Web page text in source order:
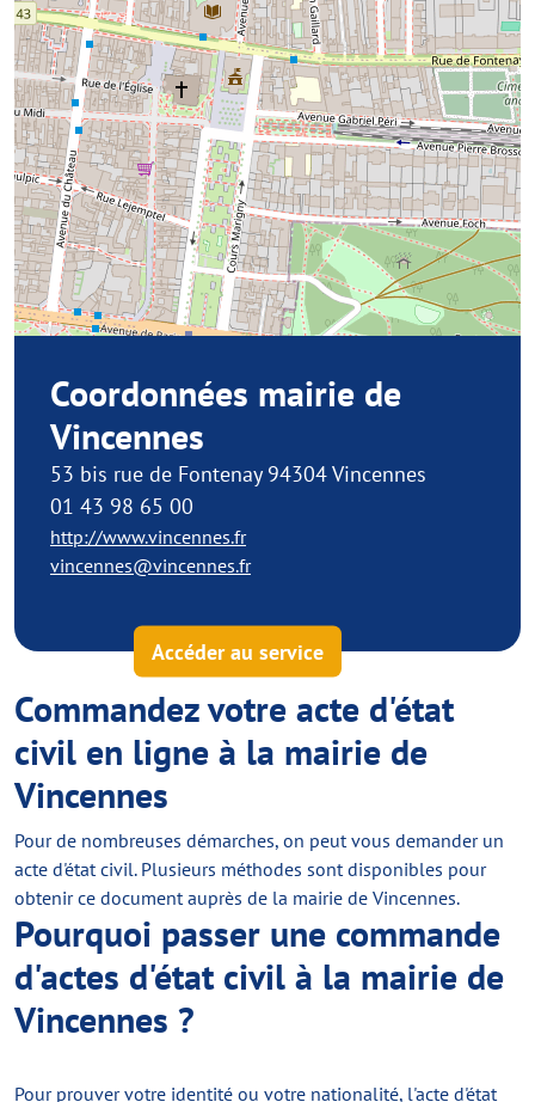
Coordonnées mairie de
Vincennes
53 bis rue de Fontenay 94304 Vincennes
01 43 98 65 00
http://www.vincennes.fr
vincennes@vincennes.fr
Accéder au service
Commandez votre acte d'état
civil en ligne à la mairie de
Vincennes
Pour de nombreuses démarches, on peut vous demander un
acte d'état civil. Plusieurs méthodes sont disponibles pour
obtenir ce document auprès de la mairie de Vincennes.
Pourquoi passer une commande
d'actes d'état civil à la mairie de
Vincennes ?
Pour prouver votre identité ou votre nationalité, l'acte d'état